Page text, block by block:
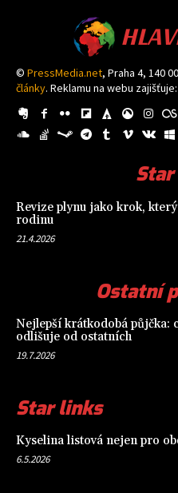
© PressMedia.net, Praha 4, 140
články. Reklamu na webu zajišťuje:
Revize plynu jako krok,
rodinu
21.4.2026
Ostatní
Nejlepší krátkodobá půjčka:
odlišuje od ostatních
19.7.2026
Star links
Kyselina listová nejen pro
6.5.2026